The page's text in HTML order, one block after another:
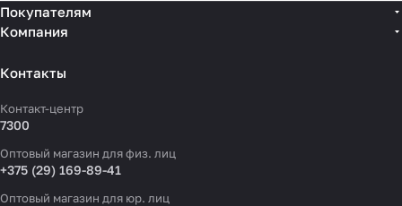
Покупателям
Компания
Контакты
Контакт-центр
7300
Оптовый магазин для физ. лиц
+375 (29) 169-89-41
Оптовый магазин для юр. лиц